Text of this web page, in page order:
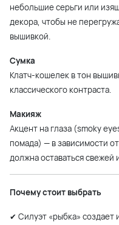
небольшие серьги или
декора, чтобы не
вышивкой.
Сумка
Клатч-кошелек в тон
классического контраста.
Макияж
Акцент на глаза (smoky
помада) — в зависимости
должна оставаться свежей
Почему стоит выбрать
✔ Силуэт «рыбка»